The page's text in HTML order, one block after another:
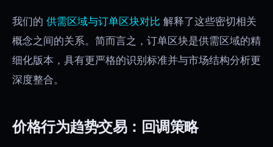
我们的 供需区域与订单区块对比 解释了这些密切相关
概念之间的关系。简而言之，订单区块是供需区域的精
细化版本，具有更严格的识别标准并与市场结构分析更
深度整合。
价格行为趋势交易：回调策略